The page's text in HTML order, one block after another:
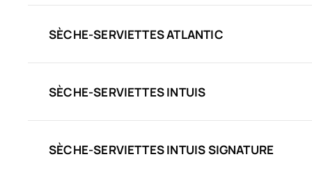
SÈCHE-SERVIETTES ATLANTIC
SÈCHE-SERVIETTES INTUIS
SÈCHE-SERVIETTES INTUIS SIGNATURE